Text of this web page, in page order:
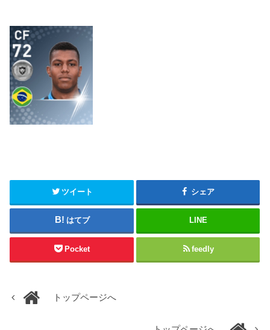
ツイート シェア
はてブ LINE
Pocket feedly
トップページへ